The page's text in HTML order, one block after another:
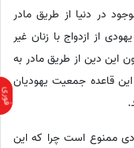
میلیون یهودی موجود در دنیا از طریق مادر
از ازدواج با زنان غیر
دین از طریق مادر به
قاعده جمعیت یهودیان
ممنوع است چرا که این